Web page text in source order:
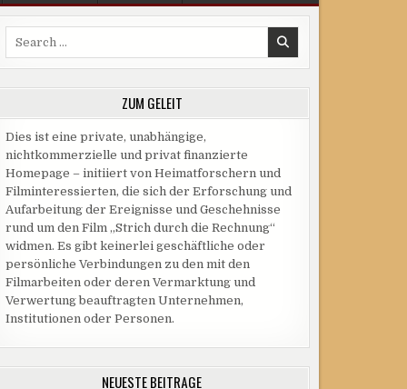
ZUM GELEIT
Dies ist eine private, unabhängige,
nichtkommerzielle und privat finanzierte
Homepage – initiiert von Heimatforschern und
Filminteressierten, die sich der Erforschung und
Aufarbeitung der Ereignisse und Geschehnisse
rund um den Film „Strich durch die Rechnung“
widmen. Es gibt keinerlei geschäftliche oder
persönliche Verbindungen zu den mit den
Filmarbeiten oder deren Vermarktung und
Verwertung beauftragten Unternehmen,
Institutionen oder Personen.
NEUESTE BEITRÄGE